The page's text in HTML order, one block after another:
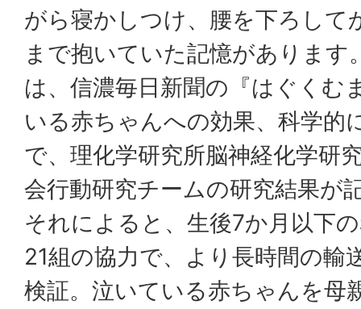
がら寝かしつけ、腰を下ろして
まで抱いていた記憶があります
は、信濃毎日新聞の『はぐくむ
いる赤ちゃんへの効果、科学的
で、理化学研究所脳神経化学研
会行動研究チームの研究結果が
それによると、生後7か月以下
21組の協力で、より長時間の輸
検証。泣いている赤ちゃんを母